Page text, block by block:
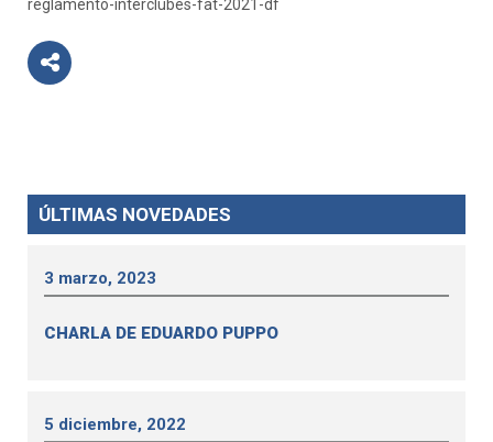
reglamento-interclubes-fat-2021-df
ÚLTIMAS NOVEDADES
3 marzo, 2023
CHARLA DE EDUARDO PUPPO
5 diciembre, 2022